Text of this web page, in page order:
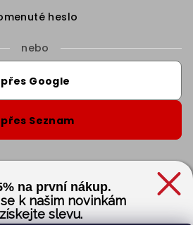
heslo
nebo
Google
Seznam
na první nákup.
k našim novinkám
slevu.